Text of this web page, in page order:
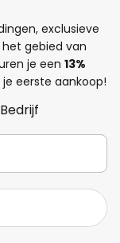
exclusieve
gebied van
je een 13%
eerste aankoop!
Bedrijf